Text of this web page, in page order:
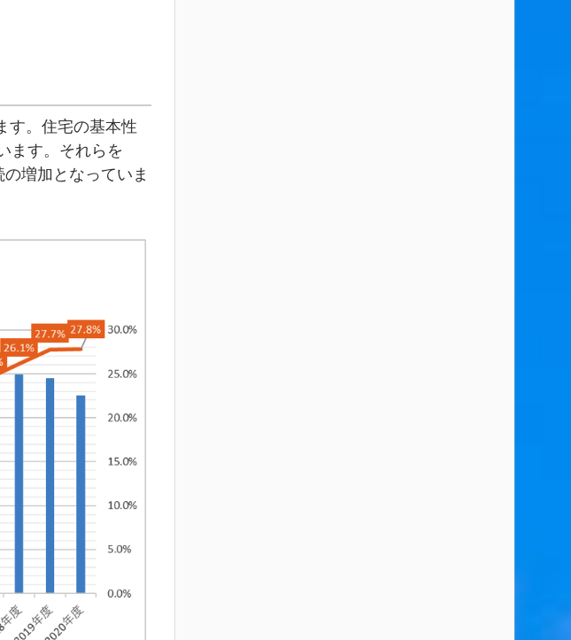
す。住宅の基本性
ます。それらを
増加となっていま